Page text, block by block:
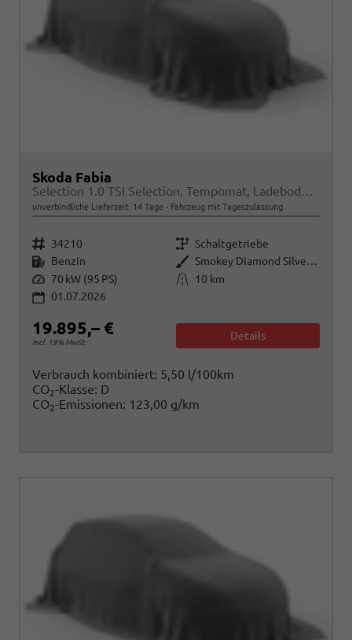
Skoda Fabia
Selection 1.0 TSI Selection, Tempomat, Ladeboden, Park, Winterpaket, SmartLink, 4-J Garantie
unverbindliche Lieferzeit: 14 Tage Fahrzeug mit Tageszulassung
Fahrzeugnr. 34210 Getriebe Schaltgetriebe
Kraftstoff Benzin Außenfarbe
Smokey Diamond Silver Metallic
Leistung 70 kW (95 PS) Kilometerstand
10 km
01.07.2026
19.895,– €
incl. 19% MwSt.
Details
Verbrauch kombiniert: 5,50 l/100km
CO2-Klasse: D
CO2-Emissionen: 123,00 g/km